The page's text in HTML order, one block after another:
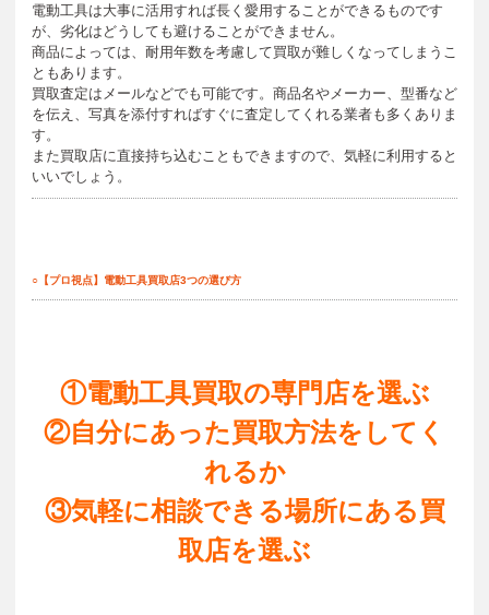
電動工具は大事に活用すれば長く愛用することができるものです
が、劣化はどうしても避けることができません。
商品によっては、耐用年数を考慮して買取が難しくなってしまうこ
ともあります。
買取査定はメールなどでも可能です。商品名やメーカー、型番など
を伝え、写真を添付すればすぐに査定してくれる業者も多くありま
す。
また買取店に直接持ち込むこともできますので、気軽に利用すると
いいでしょう。
○【プロ視点】電動工具買取店3つの選び方
①電動工具買取の専門店を選ぶ
②自分にあった買取方法をしてく
れるか
③気軽に相談できる場所にある買
取店を選ぶ